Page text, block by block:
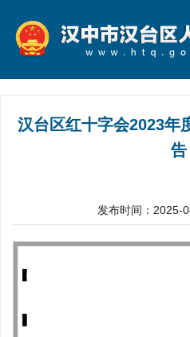
汉台区红十字会2023年
告
发布时间：2025-